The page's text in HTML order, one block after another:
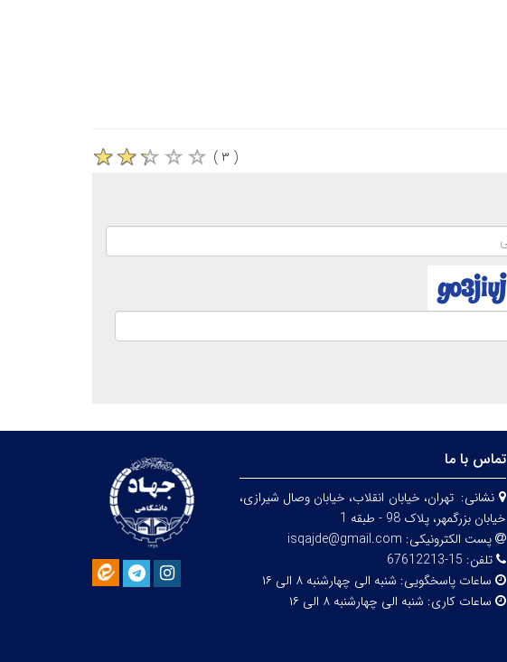
( ۳ )
تماس با ما
نشانی: تهران، خيابان انقلاب، خيابان وصال شیرازی،
خيابان بزرگمهر، پلاک 98 - طبقه 1
پست الکترونیکی: isqajde@gmail.com
تلفن: 15-67612213
ساعات پاسخگویی: شنبه الی چهارشنبه ۸ الی ۱۶
ساعات کاری: شنبه الی چهارشنبه ۸ الی ۱۶